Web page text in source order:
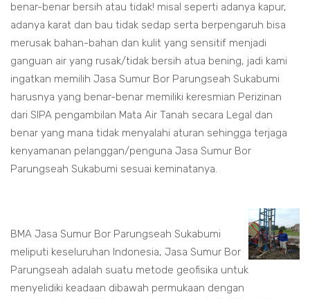
benar-benar bersih atau tidak! misal seperti adanya kapur,
adanya karat dan bau tidak sedap serta berpengaruh bisa
merusak bahan-bahan dan kulit yang sensitif menjadi
ganguan air yang rusak/tidak bersih atua bening, jadi kami
ingatkan memilih Jasa Sumur Bor Parungseah Sukabumi
harusnya yang benar-benar memiliki keresmian Perizinan
dari SIPA pengambilan Mata Air Tanah secara Legal dan
benar yang mana tidak menyalahi aturan sehingga terjaga
kenyamanan pelanggan/penguna Jasa Sumur Bor
Parungseah Sukabumi sesuai keminatanya.
BMA Jasa Sumur Bor Parungseah Sukabumi
meliputi keseluruhan Indonesia, Jasa Sumur Bor
Parungseah adalah suatu metode geofisika untuk
menyelidiki keadaan dibawah permukaan dengan